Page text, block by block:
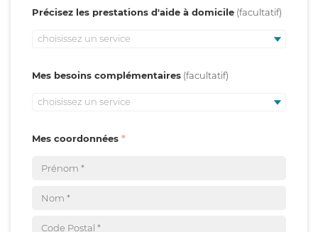
Précisez les prestations d'aide à domicile
choisissez un service
Mes besoins complémentaires
choisissez un service
Mes coordonnées